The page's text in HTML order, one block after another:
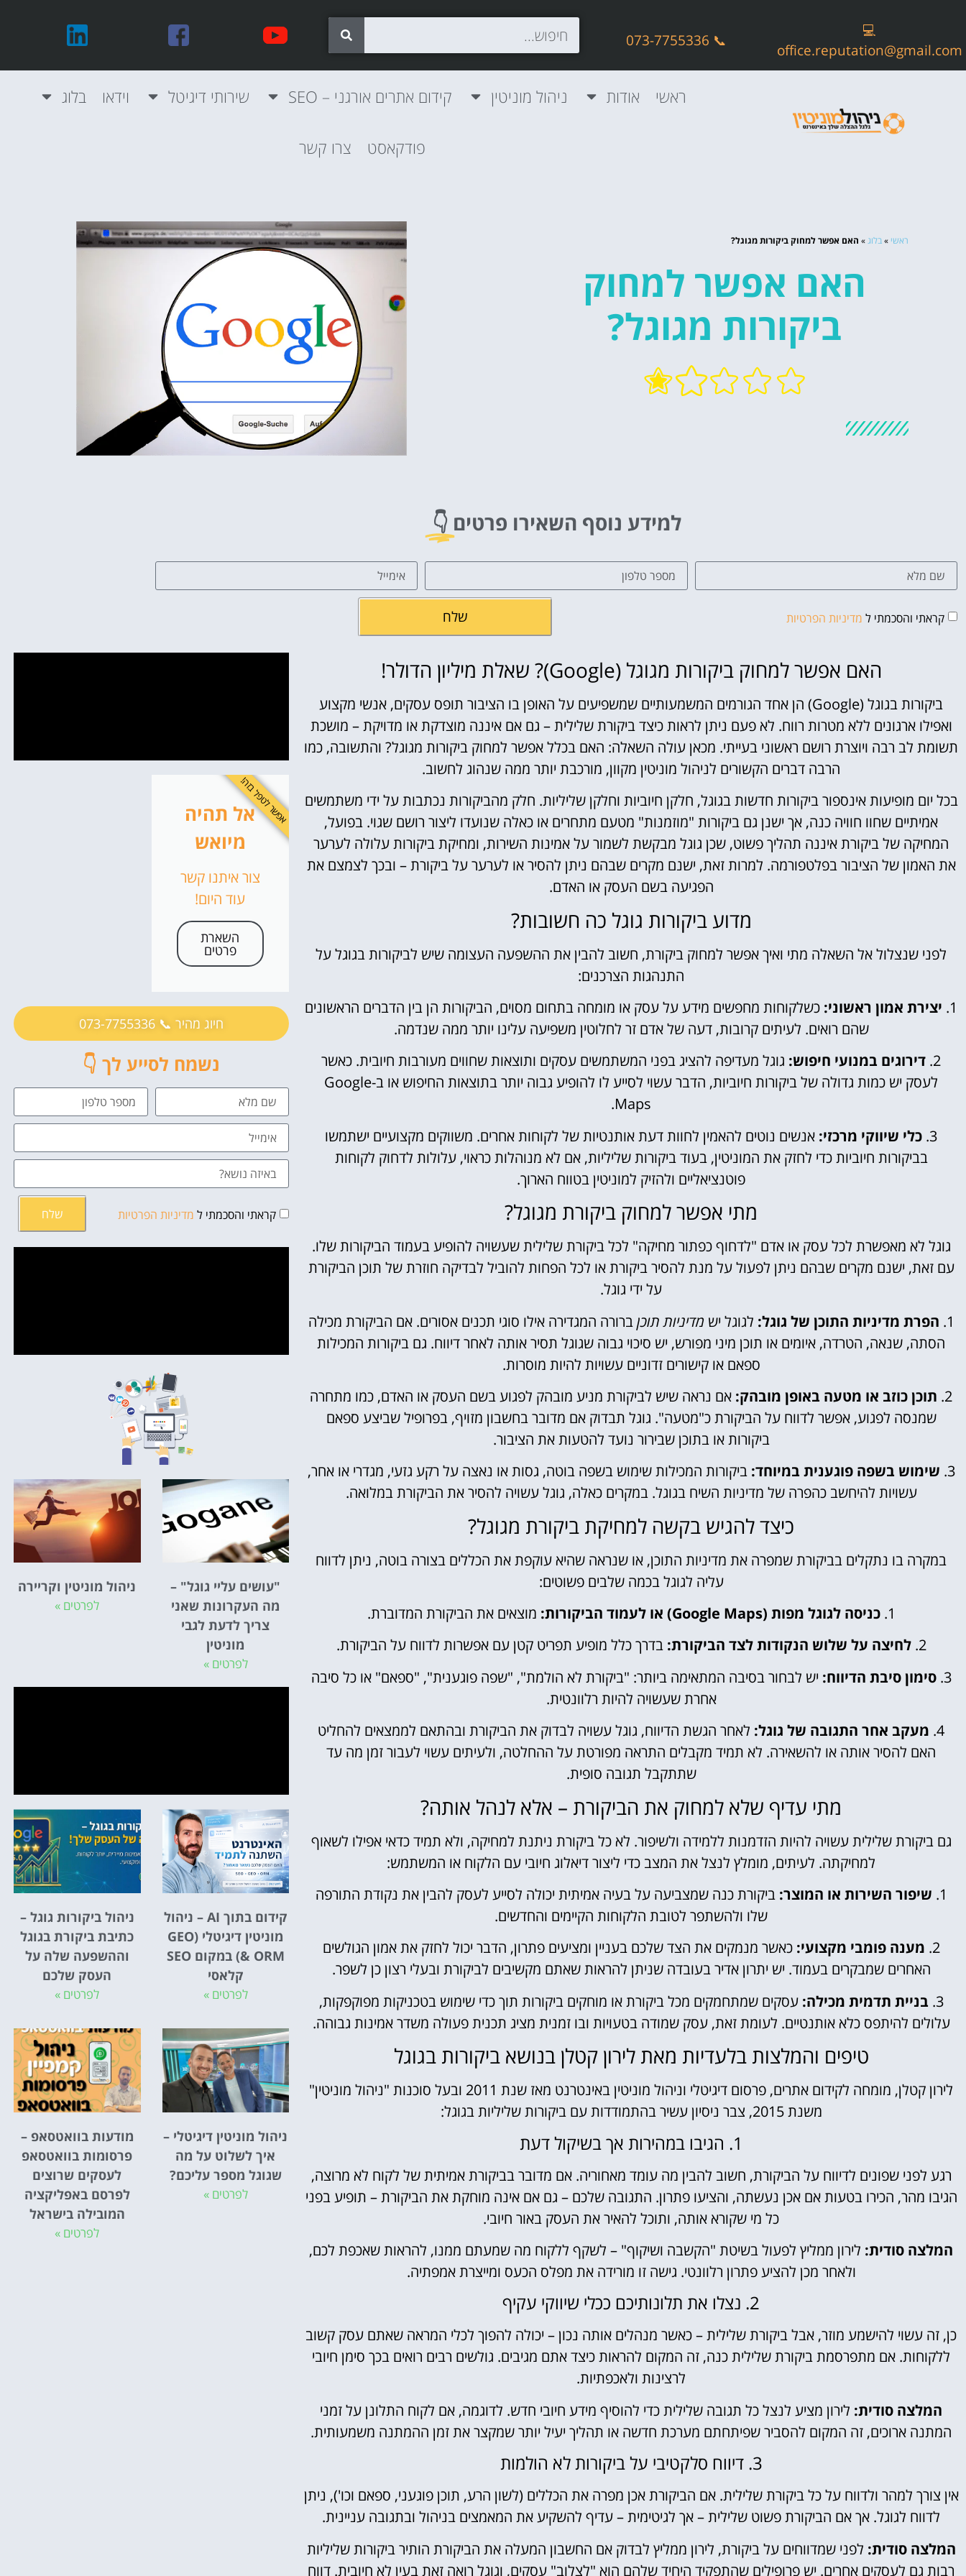
💻
office.reputation@gmail.com
📞 073-7755336
ראשי אודות ניהול מוניטין קידום אתרים אורגני – SEO שירותי דיגיטל וידאו בלוג
פודקאסט צרו קשר
ראשי »בלוג» האם אפשר למחוק ביקורות מגוגל?
האם אפשר למחוק
ביקורות מגוגל?
למידע נוסף השאירו פרטים 👇
קראתי והסכמתי ל מדיניות הפרטיות שלח
האם אפשר למחוק ביקורות מגוגל (Google)? שאלת מיליון הדולר!
ביקורות בגוגל (Google) הן אחד הגורמים המשמעותיים שמשפיעים על האופן בו הציבור תופס עסקים, אנשי מקצוע
ואפילו ארגונים ללא מטרות רווח. לא פעם ניתן לראות כיצד ביקורת שלילית – גם אם איננה מוצדקת או מדויקת – מושכת
תשומת לב רבה ויוצרת רושם ראשוני בעייתי. מכאן עולה השאלה: האם בכלל אפשר למחוק ביקורות מגוגל? והתשובה, כמו
הרבה דברים הקשורים לניהול מוניטין מקוון, מורכבת יותר ממה שנהוג לחשוב.
בכל יום מופיעות אינספור ביקורות חדשות בגוגל, חלקן חיוביות וחלקן שליליות. חלק מהביקורות נכתבות על ידי משתמשים
אמיתיים שחוו חוויה כנה, אך ישנן גם ביקורות "מוזמנות" מטעם מתחרים או כאלה שנועדו ליצור רושם שגוי. בפועל,
המחיקה של ביקורת איננה תהליך פשוט, שכן גוגל מבקשת לשמור על אמינות השירות, ומחיקת ביקורות עלולה לערער
את האמון של הציבור בפלטפורמה. למרות זאת, ישנם מקרים שבהם ניתן להסיר או לערער על ביקורת – ובכך לצמצם את
הפגיעה בשם העסק או האדם.
מדוע ביקורות גוגל כה חשובות?
לפני שנצלול אל השאלה מתי ואיך אפשר למחוק ביקורת, חשוב להבין את ההשפעה העצומה שיש לביקורות בגוגל על
התנהגות הצרכנים:
1. יצירת אמון ראשוני: כשלקוחות מחפשים מידע על עסק או מומחה בתחום מסוים, הביקורות הן בין הדברים הראשונים
שהם רואים. לעיתים קרובות, דעה של אדם זר לחלוטין משפיעה עלינו יותר ממה שנדמה.
2. דירוגים במנועי חיפוש: גוגל מעדיפה להציג בפני המשתמשים עסקים ותוצאות שחווים מעורבות חיובית. כאשר
לעסק יש כמות גדולה של ביקורות חיוביות, הדבר עשוי לסייע לו להופיע גבוה יותר בתוצאות החיפוש או ב-Google
Maps.
3. כלי שיווקי מרכזי: אנשים נוטים להאמין לחוות דעת אותנטיות של לקוחות אחרים. משווקים מקצועיים ישתמשו
בביקורות חיוביות כדי לחזק את המוניטין, בעוד ביקורות שליליות, אם לא מנוהלות כראוי, עלולות לדחוק לקוחות
פוטנציאליים ולהזיק למוניטין בטווח הארוך.
מתי אפשר למחוק ביקורת מגוגל?
גוגל לא מאפשרת לכל עסק או אדם "לדחוף כפתור מחיקה" לכל ביקורת שלילית שעשויה להופיע בעמוד הביקורות שלו.
עם זאת, ישנם מקרים שבהם ניתן לפעול על מנת להסיר ביקורת או לכל הפחות להוביל לבדיקה חוזרת של תוכן הביקורת
על ידי גוגל.
1. הפרת מדיניות התוכן של גוגל: לגוגל יש מדיניות תוכןברורה המגדירה אילו סוגי תכנים אסורים. אם הביקורת מכילה
הסתה, שנאה, הטרדה, איומים או תוכן מיני מפורש, יש סיכוי גבוה שגוגל תסיר אותה לאחר דיווח. גם ביקורות המכילות
ספאם או קישורים זדוניים עשויות להיות מוסרות.
2. תוכן כוזב או מטעה באופן מובהק: אם נראה שיש לביקורת מניע מובהק לפגוע בשם העסק או האדם, כמו מתחרה
שמנסה לפגוע, אפשר לדווח על הביקורת כ"מטעה". גוגל תבדוק אם מדובר בחשבון מזויף, בפרופיל שביצע ספאם
ביקורות או בתוכן שבירור נועד להטעות את הציבור.
3. שימוש בשפה פוגענית במיוחד: ביקורות המכילות שימוש בשפה בוטה, גסות או נאצה על רקע גזעי, מגדרי או אחר,
עשויות להיחשב כהפרה של מדיניות השיח בגוגל. במקרים כאלה, גוגל עשויה להסיר את הביקורת במלואה.
כיצד להגיש בקשה למחיקת ביקורת מגוגל?
במקרה בו נתקלים בביקורת שמפרה את מדיניות התוכן, או שנראה שהיא עוקפת את הכללים בצורה בוטה, ניתן לדווח
עליה לגוגל בכמה שלבים פשוטים:
1. כניסה לגוגל מפות (Google Maps) או לעמוד הביקורות:
מוצאים את הביקורת המדוברת.
2. לחיצה על שלוש הנקודות לצד הביקורת: בדרך כלל מופיע תפריט קטן עם אפשרות לדווח על הביקורת.
3. סימון סיבת הדיווח: יש לבחור בסיבה המתאימה ביותר: "ביקורת לא הולמת", "שפה פוגענית", "ספאם" או כל סיבה
אחרת שעשויה להיות רלוונטית.
4. מעקב אחר התגובה של גוגל: לאחר הגשת הדיווח, גוגל עשויה לבדוק את הביקורת ובהתאם לממצאים להחליט
האם להסיר אותה או להשאירה. לא תמיד מקבלים התראה מפורטת על ההחלטה, ולעיתים עשוי לעבור זמן מה עד
שתתקבל תגובה סופית.
מתי עדיף שלא למחוק את הביקורת – אלא לנהל אותה?
גם ביקורת שלילית עשויה להיות הזדמנות ללמידה ולשיפור. לא כל ביקורת ניתנת למחיקה, ולא תמיד כדאי אפילו לשאוף
למחיקתה. לעיתים, מומלץ לנצל את המצב כדי ליצור דיאלוג חיובי עם הלקוח או המשתמש:
1. שיפור השירות או המוצר: ביקורת כנה שמצביעה על בעיה אמיתית יכולה לסייע לעסק להבין את נקודת התורפה
שלו ולהשתפר לטובת הלקוחות הקיימים והחדשים.
2. מענה פומבי מקצועי: כאשר מנמקים את הצד שלכם בעניין ומציעים פתרון, הדבר יכול לחזק את אמון הגולשים
האחרים שמבקרים בעמוד. יש יתרון אדיר בעובדה שניתן להראות שאתם מקשיבים לביקורת ובעלי רצון כן לשפר.
3. בניית תדמית מכילה: עסקים שמתחמקים מכל ביקורת או מוחקים ביקורות תוך כדי שימוש בטכניקות מפוקפקות,
עלולים להיתפס כלא אותנטיים. לעומת זאת, עסק שמודה בטעויות ובו זמנית מציג תכנית פעולה משדר אמינות גבוהה.
טיפים והמלצות בלעדיות מאת לירון קטלן בנושא ביקורות בגוגל
לירון קטלן, מומחה לקידום אתרים, פרסום דיגיטלי וניהול מוניטין באינטרנט מאז שנת 2011 ובעל סוכנות "ניהול מוניטין"
משנת 2015, צבר ניסיון עשיר בהתמודדות עם ביקורות שליליות בגוגל:
1. הגיבו במהירות אך בשיקול דעת
רגע לפני שפונים לדיווח על הביקורת, חשוב להבין מה עומד מאחוריה. אם מדובר בביקורת אמיתית של לקוח לא מרוצה,
הגיבו מהר, הכירו בטעות אם אכן נעשתה, והציעו פתרון. התגובה שלכם – גם אם אינה מוחקת את הביקורת – תופיע בפני
כל מי שקורא אותה, ותוכל להאיר את העסק באור חיובי.
המלצה סודית: לירון ממליץ לפעול בשיטת "הקשבה ושיקוף" – לשקף ללקוח מה שמעתם ממנו, להראות שאכפת לכם,
ולאחר מכן להציע פתרון רלוונטי. גישה זו מורידה את מפלס הכעס ומייצרת אמפתיה.
2. נצלו את תלונותיכם ככלי שיווקי עקיף
כן, זה עשוי להישמע מוזר, אבל ביקורת שלילית – כאשר מנהלים אותה נכון – יכולה להפוך לכלי המראה שאתם עסק קשוב
ללקוחות. אם מתפרסמת ביקורת שלילית כנה, זה המקום להראות כיצד אתם מגיבים. גולשים רבים רואים בכך סימן חיובי
לרצינות ולאכפתיות.
המלצה סודית: לירון מציע לנצל כל תגובה שלילית כדי להוסיף מידע חיובי חדש. לדוגמה, אם לקוח התלונן על זמני
המתנה ארוכים, זה המקום להסביר שפיתחתם מערכת חדשה או תהליך יעיל יותר שמקצר את זמן ההמתנה משמעותית.
3. דיווח סלקטיבי על ביקורות לא הולמות
אין צורך למהר ולדווח על כל ביקורת שלילית. אם הביקורת אכן מפרה את הכללים (לשון הרע, תוכן פוגעני, ספאם וכו'), ניתן
לדווח לגוגל. אך אם הביקורת פשוט שלילית – אך לגיטימית – עדיף להשקיע את המאמצים בניהול ובתגובה עניינית.
המלצה סודית: לפני שמדווחים על ביקורת, לירון ממליץ לבדוק אם החשבון המעלה את הביקורת הותיר ביקורות שליליות
רבות גם לעסקים אחרים. יש פרופילים שהתפקיד היחיד שלהם הוא "לצלוב" עסקים, וגוגל רואה זאת בעין לא חיובית. דווח
אל תהיה
מיואש
צור איתנו קשר
עוד היום!
השארת
פרטים
אפשר לטפל בזה!
חיוג מהיר 📞 073-7755336
נשמח לסייע לך 👇
קראתי והסכמתי למדיניות הפרטיות שלח
"עושים עליי גוגל" –
מה העקרונות שאני
צריך לדעת לגבי
מוניטין
לפרטים »
ניהול מוניטין וקריירה
לפרטים »
קידום בתוך AI – ניהול
מוניטין דיגיטלי (GEO
& ORM) במקום SEO
קלאסי
לפרטים »
ניהול ביקורות גוגל –
כתיבת ביקורת בגוגל
וההשפעה שלה על
העסק שלכם
לפרטים »
ניהול מוניטין דיגיטלי –
איך לשלוט על מה
שגוגל מספר עליכם?
לפרטים »
מודעות בוואטסאפ –
פרסומות בוואטסאפ
לעסקים שרוצים
לפרסם באפליקציה
המובילה בישראל
לפרטים »